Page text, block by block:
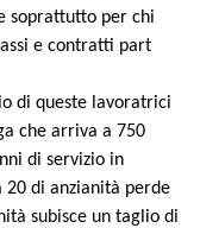
soprattutto per chi
e contratti part
di queste lavoratrici
che arriva a 750
di servizio in
20 di anzianità perde
subisce un taglio di